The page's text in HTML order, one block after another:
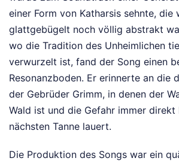
einer Form von Katharsis sehnte, die
glattgebügelt noch völlig abstrakt
wo die Tradition des Unheimlichen
verwurzelt ist, fand der Song einen
Resonanzboden. Er erinnerte an die
der Gebrüder Grimm, in denen der
Wald ist und die Gefahr immer direkt
nächsten Tanne lauert.
Die Produktion des Songs war ein